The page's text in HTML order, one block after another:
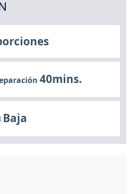
40mins.
Baja